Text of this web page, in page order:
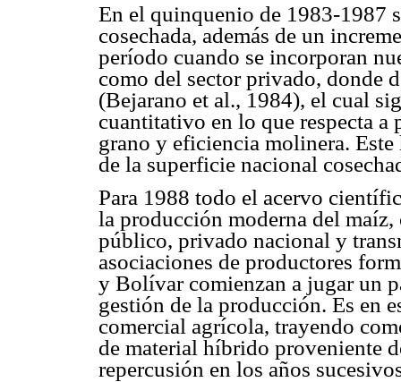
En el quinquenio de 1983-1987
cosechada, además de un
período cuando se incorporan
como del sector privado, donde
(Bejarano et al., 1984), el cual
cuantitativo en lo que respecta
grano y eficiencia molinera.
de la superficie nacional
Para 1988 todo el acervo
la producción moderna del
público, privado nacional y
asociaciones de productores
y Bolívar comienzan a jugar un
gestión de la producción. Es en
comercial agrícola, trayendo
de material híbrido proveniente
repercusión en los años